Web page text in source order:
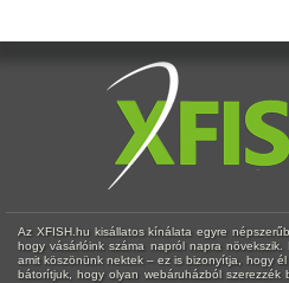
Az XFISH.hu kisállatos kínálata egyre
hogy vásárlóink száma napról napra
amit köszönünk nektek – ez is bizonyítja, hogy
bátorítjuk, hogy olyan webáruházból